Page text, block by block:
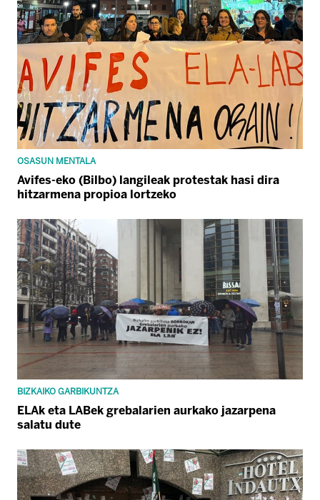
OSASUN MENTALA
Avifes-eko (Bilbo) langileak protestak hasi dira
hitzarmena propioa lortzeko
BIZKAIKO GARBIKUNTZA
ELAk eta LABek grebalarien aurkako jazarpena
salatu dute